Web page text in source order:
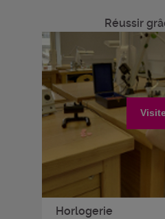
Réussir
Horlogerie